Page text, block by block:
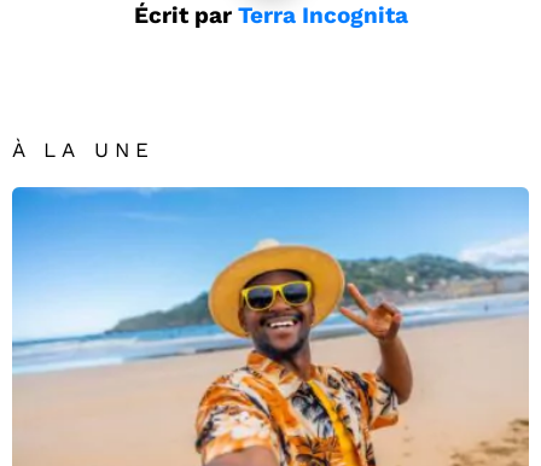
Écrit par Terra Incognita
À LA UNE